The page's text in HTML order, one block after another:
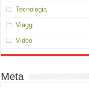
Tecnologia
Viaggi
Video
Meta